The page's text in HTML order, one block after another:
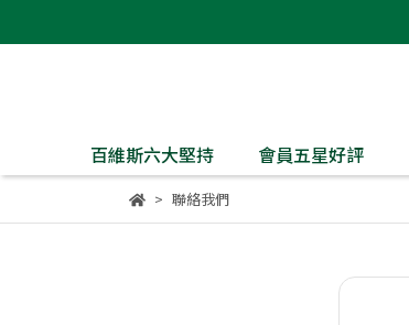
百維斯六大堅持 會員五星好評
聯絡我們